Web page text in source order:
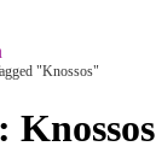
"Knossos"
Knossos